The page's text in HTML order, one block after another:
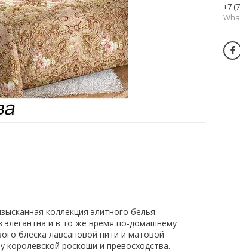
коллекция элитного белья.
элегантна и в то же время по-домашнему
блеска лавсановой нити и матовой
королевской роскоши и превосходства.
+7